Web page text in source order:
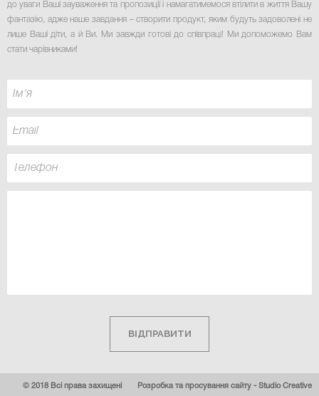
до уваги Ваші зауваження та пропозиції і намагатимемося втілити в життя Вашу
фантазію, адже наше завдання – створити продукт, яким будуть задоволені не
лише Ваші діти, а й Ви. Ми завжди готові до співпраці! Ми допоможемо Вам
стати чарівниками!
ВІДПРАВИТИ
© 2018 Всі права захищені Розробка та просування сайту - Studio Creative